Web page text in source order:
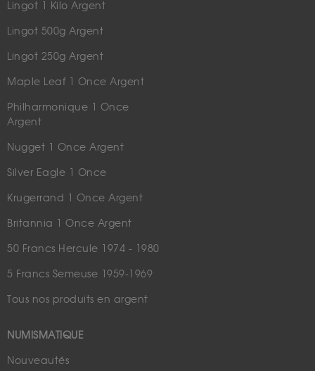
Lingot 1 Kilo Argent
Lingot 500g Argent
Lingot 250g Argent
Maple Leaf 1 Once Argent
Philharmonique 1 Once
Argent
Nugget 1 Once Argent
Silver Eagle 1 Once
Krugerrand 1 Once Argent
Britannia 1 Once Argent
50 Francs Hercule 1974 - 1980
5 Francs Semeuse 1959-1969
Tous nos produits en argent
NUMISMATIQUE
Nouveautés